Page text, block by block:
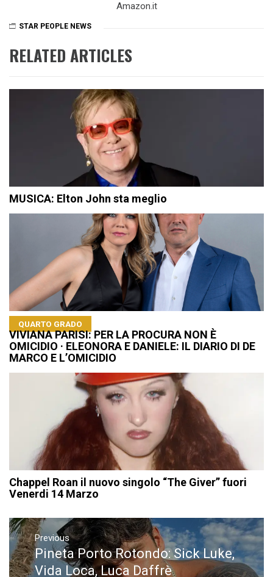
Amazon.it
STAR PEOPLE NEWS
RELATED ARTICLES
MUSICA: Elton John sta meglio
QUARTO GRADO
VIVIANA PARISI: PER LA PROCURA NON È
OMICIDIO · ELEONORA E DANIELE: IL DIARIO DI DE
MARCO E L’OMICIDIO
Chappel Roan il nuovo singolo “The Giver” fuori
Venerdi 14 Marzo
Navigazione
articoli
Previous
Previous
post:
Pineta Porto Rotondo: Sick Luke,
Vida Loca, Luca Daffrè